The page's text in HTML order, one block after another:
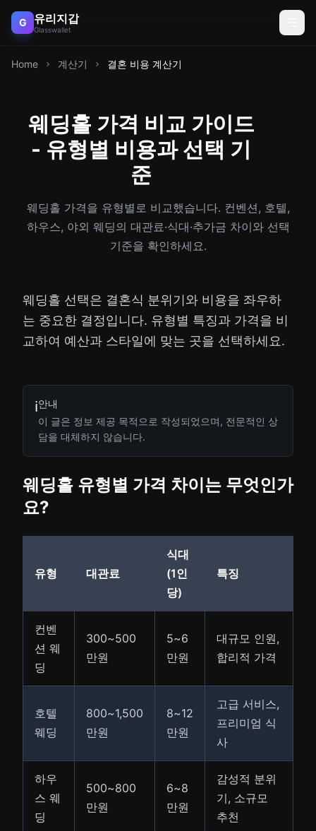
G 유리지갑
Glasswallet
Home 계산기 결혼 비용 계산기
웨딩홀 가격 비교 가이드
- 유형별 비용과 선택 기
준
웨딩홀 가격을 유형별로 비교했습니다. 컨벤션, 호텔,
하우스, 야외 웨딩의 대관료·식대·추가금 차이와 선택
기준을 확인하세요.
웨딩홀 선택은 결혼식 분위기와 비용을 좌우하
는 중요한 결정입니다. 유형별 특징과 가격을 비
교하여 예산과 스타일에 맞는 곳을 선택하세요.
ℹ️안내
이 글은 정보 제공 목적으로 작성되었으며, 전문적인 상
담을 대체하지 않습니다.
웨딩홀 유형별 가격 차이는 무엇인가
요?
유형 대관료
식대
(1인
당)
특징
컨벤
션 웨
딩
300~500
만원
5~6
만원
대규모 인원,
합리적 가격
호텔
웨딩
800~1,500
만원
8~12
만원
고급 서비스,
프리미엄 식
사
하우
스 웨
딩
500~800
만원
6~8
만원
감성적 분위
기, 소규모
추천